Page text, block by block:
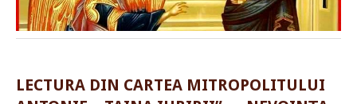
LECTURA DIN CARTEA MITROPOLITULUI